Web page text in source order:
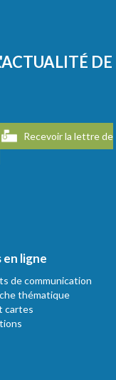
DE
Recevoir la lettre de
ligne
de communication
thématique
cartes